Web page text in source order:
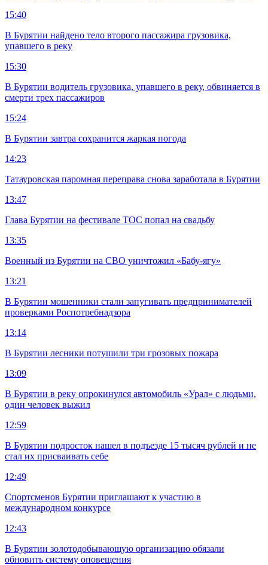
15:40
В Бурятии найдено тело второго пассажира грузовика,
упавшего в реку
15:30
В Бурятии водитель грузовика, упавшего в реку, обвиняется в
смерти трех пассажиров
15:24
В Бурятии завтра сохранится жаркая погода
14:23
Татауровская паромная переправа снова заработала в Бурятии
13:47
Глава Бурятии на фестивале ТОС попал на свадьбу
13:35
Военный из Бурятии на СВО уничтожил «Бабу-ягу»
13:21
В Бурятии мошенники стали запугивать предпринимателей
проверками Роспотребнадзора
13:14
В Бурятии лесники потушили три грозовых пожара
13:09
В Бурятии в реку опрокинулся автомобиль «Урал» с людьми,
один человек выжил
12:59
В Бурятии подросток нашел в подъезде 15 тысяч рублей и не
стал их присваивать себе
12:49
Спортсменов Бурятии приглашают к участию в
международном конкурсе
12:43
В Бурятии золотодобывающую организацию обязали
обновить систему оповещения